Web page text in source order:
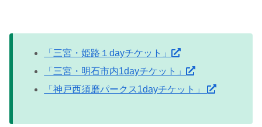
「三宮・姫路１dayチケット」
「三宮・明石市内1dayチケット」
「神戸西須磨パークス1dayチケット」